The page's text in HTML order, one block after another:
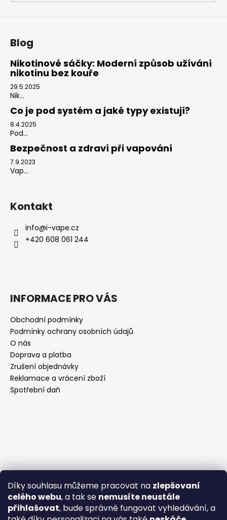
Díky souhlasu můžeme pracovat na zlepšovaní
celého webu, a tak se nemusíte neustále
přihlašovat, bude správně fungovat vyhledávání, a
Blog
Nikotinové sáčky: Moderní způsob užívání
nikotinu bez kouře
29.5.2025
Nik...
Co je pod systém a jaké typy existují?
8.4.2025
Pod...
Bezpečnost a zdraví při vapování
7.9.2023
Vap...
Kontakt
info@i-vape.cz
+420 608 061 244
INFORMACE PRO VÁS
Obchodní podmínky
Podmínky ochrany osobních údajů
O nás
Doprava a platba
Zrušení objednávky
Reklamace a vrácení zboží
Spotřební daň